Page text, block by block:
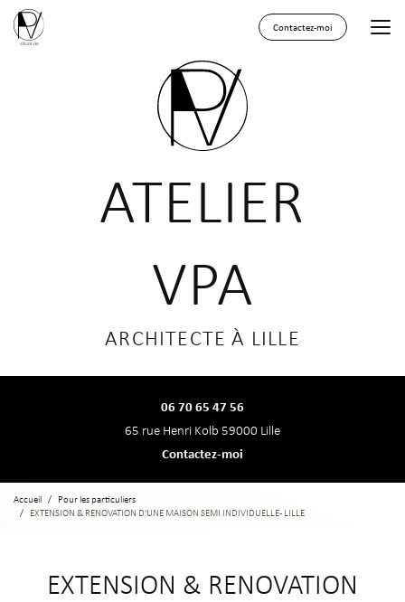
Aller
contenu
Contactez-moi
ATELIER
VPA
ARCHITECTE À LILLE
06 70 65 47 56
65 rue Henri Kolb 59000 Lille
Contactez-moi
Accueil
Pour les particuliers
EXTENSION & RENOVATION D'UNE MAISON SEMI INDIVIDUELLE - LILLE
EXTENSION & RENOVATION